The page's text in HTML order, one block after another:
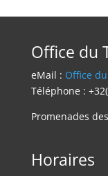
Office du
eMail : Office
Téléphone :
Promenades
Horaires